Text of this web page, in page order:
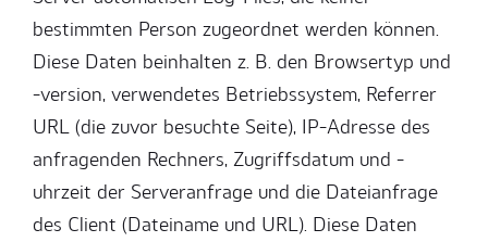
bestimmten Person zugeordnet werden können.
Diese Daten beinhalten z. B. den Browsertyp und
-version, verwendetes Betriebssystem, Referrer
URL (die zuvor besuchte Seite), IP-Adresse des
anfragenden Rechners, Zugriffsdatum und -
uhrzeit der Serveranfrage und die Dateianfrage
des Client (Dateiname und URL). Diese Daten